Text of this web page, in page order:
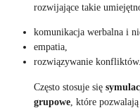
rozwijające takie
komunikacja werbalna i
empatia,
rozwiązywanie konfliktów.
Często stosuje się
grupowe , które